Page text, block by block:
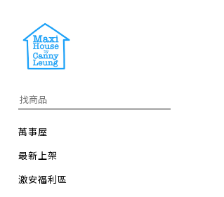
萬事屋
最新上架
激安福利區